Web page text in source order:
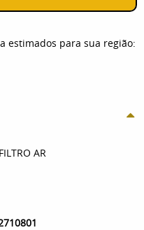
estimados para sua região:
AR